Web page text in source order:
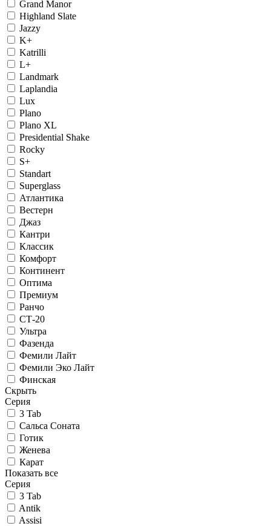
Grand Manor
Highland Slate
Jazzy
K+
Katrilli
L+
Landmark
Laplandia
Lux
Plano
Plano XL
Presidential Shake
Rocky
S+
Standart
Superglass
Атлантика
Вестерн
Джаз
Кантри
Классик
Комфорт
Континент
Оптима
Премиум
Ранчо
СТ-20
Ультра
Фазенда
Фемили Лайт
Фемили Эко Лайт
Финская
Скрыть
Серия
3 Tab
Сальса Соната
Готик
Женева
Карат
Показать все
Серия
3 Tab
Antik
Assisi